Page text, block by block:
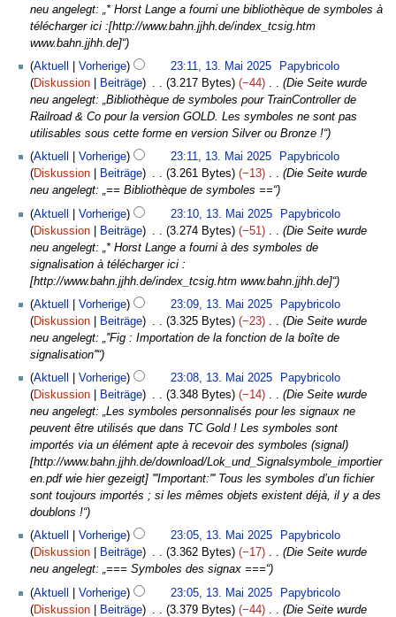
neu angelegt: „* Horst Lange a fourni une bibliothèque de symboles à
télécharger ici :[http://www.bahn.jjhh.de/index_tcsig.htm
www.bahn.jjhh.de]“
Aktuell
Vorherige 23:11, 13. Mai 2025
Papybricolo
Diskussion
Beiträge 3.217 Bytes −44
Die Seite wurde
neu angelegt: „Bibliothèque de symboles pour TrainController de
Railroad & Co pour la version GOLD. Les symboles ne sont pas
utilisables sous cette forme en version Silver ou Bronze !“
Aktuell
Vorherige 23:11, 13. Mai 2025
Papybricolo
Diskussion
Beiträge 3.261 Bytes −13
Die Seite wurde
neu angelegt: „== Bibliothèque de symboles ==“
Aktuell
Vorherige 23:10, 13. Mai 2025
Papybricolo
Diskussion
Beiträge 3.274 Bytes −51
Die Seite wurde
neu angelegt: „* Horst Lange a fourni à des symboles de
signalisation à télécharger ici :
[http://www.bahn.jjhh.de/index_tcsig.htm www.bahn.jjhh.de]“
Aktuell
Vorherige 23:09, 13. Mai 2025
Papybricolo
Diskussion
Beiträge 3.325 Bytes −23
Die Seite wurde
neu angelegt: „''Fig : Importation de la fonction de la boîte de
signalisation''“
Aktuell
Vorherige 23:08, 13. Mai 2025
Papybricolo
Diskussion
Beiträge 3.348 Bytes −14
Die Seite wurde
neu angelegt: „Les symboles personnalisés pour les signaux ne
peuvent être utilisés que dans TC Gold ! Les symboles sont
importés via un élément apte à recevoir des symboles (signal)
[http://www.bahn.jjhh.de/download/Lok_und_Signalsymbole_importier
en.pdf wie hier gezeigt] '''Important:''' Tous les symboles d’un fichier
sont toujours importés ; si les mêmes objets existent déjà, il y a des
doublons !“
Aktuell
Vorherige 23:05, 13. Mai 2025
Papybricolo
Diskussion
Beiträge 3.362 Bytes −17
Die Seite wurde
neu angelegt: „=== Symboles des signax ===“
Aktuell
Vorherige 23:05, 13. Mai 2025
Papybricolo
Diskussion
Beiträge 3.379 Bytes −44
Die Seite wurde